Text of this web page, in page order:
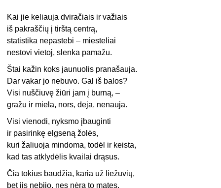
Kai jie keliauja dviračiais ir važiais
iš pakraščių į tirštą centrą,
statistika nepastebi – miesteliai
nestovi vietoj, slenka pamažu.
Štai kažin koks jaunuolis pranašauja.
Dar vakar jo nebuvo. Gal iš balos?
Visi nuščiuvę žiūri jam į burną, –
gražu ir miela, nors, deja, nenauja.
Visi vienodi, nyksmo įbauginti
ir pasirinkę elgseną žolės,
kuri žaliuoja mindoma, todėl ir keista,
kad tas atklydėlis kvailai drąsus.
Čia tokius baudžia, karia už liežuvių,
bet jis nebijo, nes nėra to matęs.